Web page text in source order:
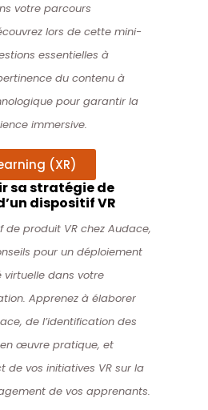
votre parcours
lors de cette mini-
essentielles à
du contenu à
pour garantir la
immersive.
(XR)
sa stratégie de
dispositif VR
de produit VR chez Audace,
pour un déploiement
virtuelle dans votre
Apprenez à élaborer
de l’identification des
œuvre pratique, et
de vos initiatives VR sur la
de vos apprenants.